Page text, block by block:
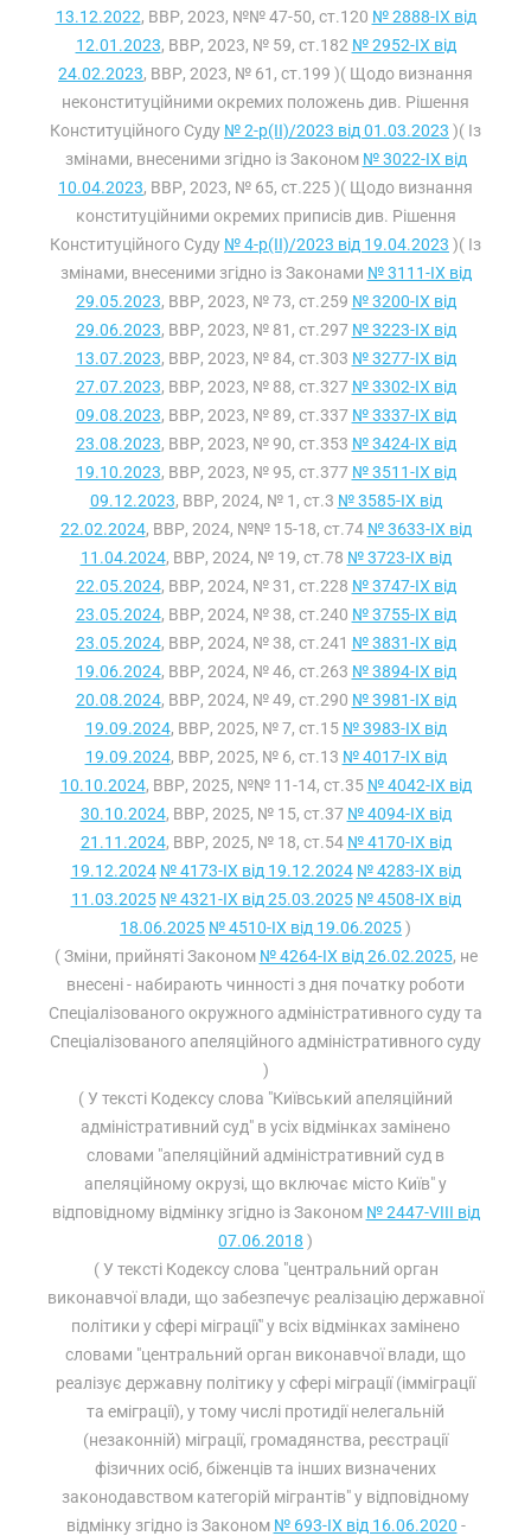
13.12.2022, ВВР, 2023, №№ 47-50, ст.120 № 2888-IX від
12.01.2023, ВВР, 2023, № 59, ст.182 № 2952-IX від
24.02.2023, ВВР, 2023, № 61, ст.199 )( Щодо визнання
неконституційними окремих положень див. Рішення
Конституційного Суду № 2-р(II)/2023 від 01.03.2023 )( Із
змінами, внесеними згідно із Законом № 3022-IX від
10.04.2023, ВВР, 2023, № 65, ст.225 )( Щодо визнання
конституційними окремих приписів див. Рішення
Конституційного Суду № 4-р(II)/2023 від 19.04.2023 )( Із
змінами, внесеними згідно із Законами № 3111-IX від
29.05.2023, ВВР, 2023, № 73, ст.259 № 3200-IX від
29.06.2023, ВВР, 2023, № 81, ст.297 № 3223-IX від
13.07.2023, ВВР, 2023, № 84, ст.303 № 3277-IX від
27.07.2023, ВВР, 2023, № 88, ст.327 № 3302-IX від
09.08.2023, ВВР, 2023, № 89, ст.337 № 3337-IX від
23.08.2023, ВВР, 2023, № 90, ст.353 № 3424-IX від
19.10.2023, ВВР, 2023, № 95, ст.377 № 3511-IX від
09.12.2023, ВВР, 2024, № 1, ст.3 № 3585-IX від
22.02.2024, ВВР, 2024, №№ 15-18, ст.74 № 3633-IX від
11.04.2024, ВВР, 2024, № 19, ст.78 № 3723-IX від
22.05.2024, ВВР, 2024, № 31, ст.228 № 3747-IX від
23.05.2024, ВВР, 2024, № 38, ст.240 № 3755-IX від
23.05.2024, ВВР, 2024, № 38, ст.241 № 3831-IX від
19.06.2024, ВВР, 2024, № 46, ст.263 № 3894-IX від
20.08.2024, ВВР, 2024, № 49, ст.290 № 3981-IX від
19.09.2024, ВВР, 2025, № 7, ст.15 № 3983-IX від
19.09.2024, ВВР, 2025, № 6, ст.13 № 4017-IX від
10.10.2024, ВВР, 2025, №№ 11-14, ст.35 № 4042-IX від
30.10.2024, ВВР, 2025, № 15, ст.37 № 4094-IX від
21.11.2024, ВВР, 2025, № 18, ст.54 № 4170-IX від
19.12.2024 № 4173-IX від 19.12.2024 № 4283-IX від
11.03.2025 № 4321-IX від 25.03.2025 № 4508-IX від
18.06.2025 № 4510-IX від 19.06.2025)
( Зміни, прийняті Законом № 4264-IX від 26.02.2025, не
внесені - набирають чинності з дня початку роботи
Спеціалізованого окружного адміністративного суду та
Спеціалізованого апеляційного адміністративного суду
)
( У тексті Кодексу слова "Київський апеляційний
адміністративний суд" в усіх відмінках замінено
словами "апеляційний адміністративний суд в
апеляційному окрузі, що включає місто Київ" у
відповідному відмінку згідно із Законом № 2447-VIII від
07.06.2018 )
( У тексті Кодексу слова "центральний орган
виконавчої влади, що забезпечує реалізацію державної
політики у сфері міграції" у всіх відмінках замінено
словами "центральний орган виконавчої влади, що
реалізує державну політику у сфері міграції (імміграції
та еміграції), у тому числі протидії нелегальній
(незаконній) міграції, громадянства, реєстрації
фізичних осіб, біженців та інших визначених
законодавством категорій мігрантів" у відповідному
відмінку згідно із Законом № 693-IX від 16.06.2020 -